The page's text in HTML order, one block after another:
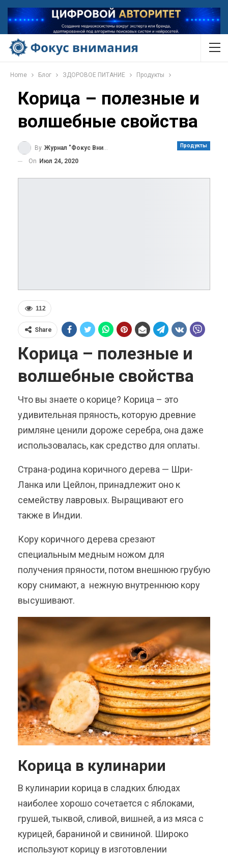
Home Блог ЗДОРОВОЕ ПИТАНИЕ Продукты
Корица – полезные и
волшебные свойства
Продукты
By Журнал "Фокус Внимания"
On Июл 24, 2020
112
Share
Корица – полезные и
волшебные свойства
Что вы знаете о корице? Корица – это
удивительная пряность, которую древние
римляне ценили дороже серебра, она даже
использовалась, как средство для оплаты.
Страна-родина коричного дерева — Шри-
Ланка или Цейлон, принадлежит оно к
семейству лавровых. Выращивают его
также в Индии.
Кору коричного дерева срезают
специальным медным ножом для
получения пряности, потом внешнюю грубую
кору снимают, а нежную внутреннюю кору
высушивают.
Корица в кулинарии
В кулинарии корица в сладких блюдах
наиболее хорошо сочетается с яблоками,
грушей, тыквой, сливой, вишней, а из мяса с
курицей, бараниной и свининой. Широко
используют корицу в изготовлении